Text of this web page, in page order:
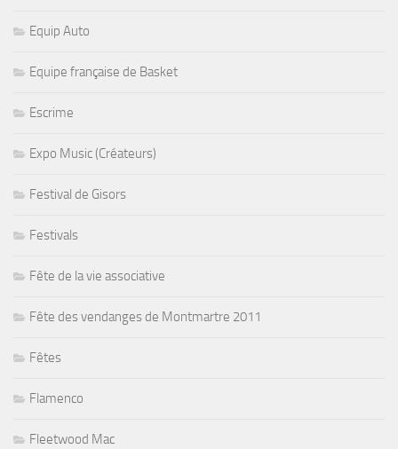
Equip Auto
Equipe française de Basket
Escrime
Expo Music (Créateurs)
Festival de Gisors
Festivals
Fête de la vie associative
Fête des vendanges de Montmartre 2011
Fêtes
Flamenco
Fleetwood Mac